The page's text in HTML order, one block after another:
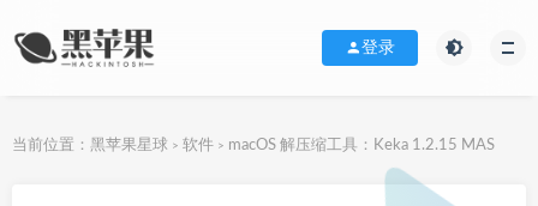
登录
当前位置： 黑苹果星球 > 软件 > macOS 解压缩工具：Keka 1.2.15 MAS